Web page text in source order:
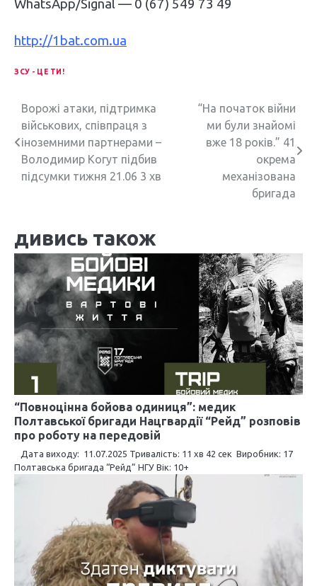
WhatsApp/Signal — 0 (67) 549 73 49
http://1bat.com.ua
ЗСУ - ЦЕ ТИ!
Н
а
в
а
ц
і
я
з
а
п
и
с
і
Ворожі атаки, підтримка
військових, співпраця з
іноземними партнерами –
Володимир Когут підбив
підсумки тижня 21.06 3 хв
“На початок війни
ми були знайомі
вже 18 років.” 41
окрема
механізована
бригада
дивись також
“Повноцінна бойова одиниця”: медик
Полтавської бригади Нацгвардії “Рейд” розповів
про роботу на передовій
Дата виходу: 11.07.2025 Тривалість: 11 хв 42 сек Виробник: 17
Полтавська бригада “Рейд” НГУ Вік: 10+